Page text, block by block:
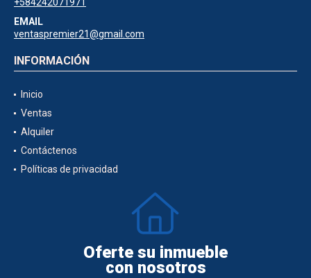
+584242071971
EMAIL
ventaspremier21@gmail.com
INFORMACIÓN
Inicio
Ventas
Alquiler
Contáctenos
Políticas de privacidad
Oferte su inmueble
con nosotros